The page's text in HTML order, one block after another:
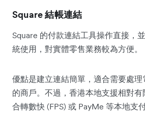
Square 結帳連結
Square 的付款連結工具操作直接，
統使用，對實體零售業務較為方便。
優點是建立連結簡單，適合需要處
的商戶。不過，香港本地支援相對
合轉數快 (FPS) 或 PayMe 等本地支付